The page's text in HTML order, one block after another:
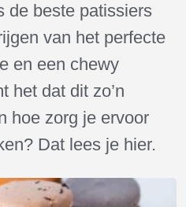
de beste patissiers
van het perfecte
en een chewy
het dat dit zo’n
hoe zorg je ervoor
Dat lees je hier.